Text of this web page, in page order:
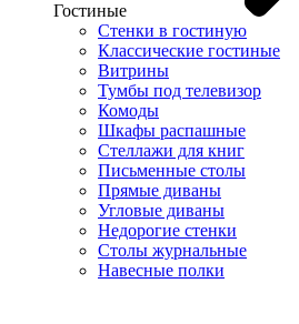
Гостиные
Стенки в гостиную
Классические гостиные
Витрины
Тумбы под телевизор
Комоды
Шкафы распашные
Стеллажи для книг
Письменные столы
Прямые диваны
Угловые диваны
Недорогие стенки
Столы журнальные
Навесные полки